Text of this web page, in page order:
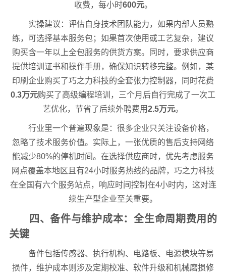
收费，每小时600元。
实操建议：评估自身技术团队能力，如果内部人员熟
练，可选择基本服务包；如果首次使用或工艺复杂，建议
购买含一年以上全包服务的供货方案。同时，要求供应商
提供培训证书和操作手册，确保知识转移完整。例如，某
印刷企业购买了巧之力科技的全套张力控制器，同时花费
0.3万元购买了高级编程培训，三个月后自行完成了一次工
艺优化，节省了后续外聘费用2.5万元。
行业里一个普遍现象是：很多企业只关注设备价格，
忽略了技术服务价值。实际上，一张优质的售后支持网络
能减少80%的停机时间。在选择供应商时，优先考虑服务
网点覆盖本地区且有24小时服务热线的品牌，巧之力科技
在全国有六个服务站点，响应时间控制在4小时内，这对连
续生产型企业至关重要。
四、备件与维护成本：全生命周期费用的
关键
备件包括传感器、执行机构、电路板、电源模块等易
损件，维护成本则涉及定期校准、软件升级和机械磨损修